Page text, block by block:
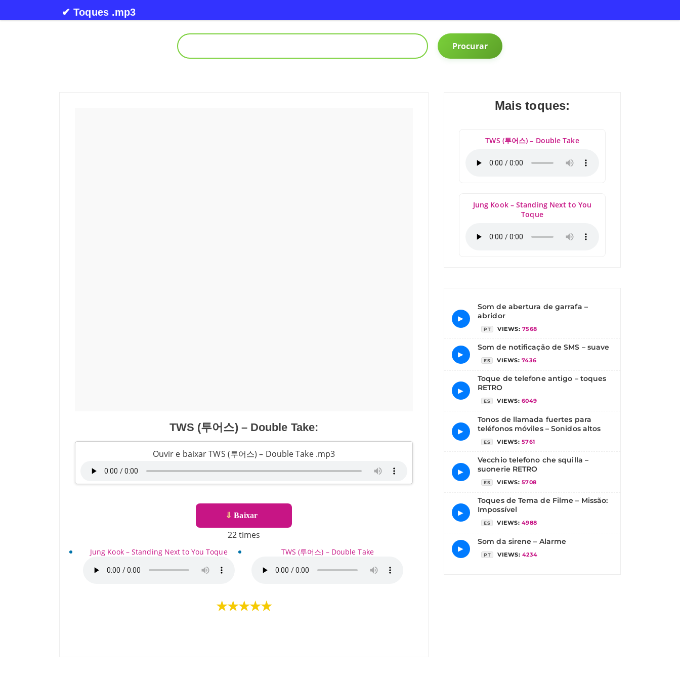
✔ Toques .mp3
Procurar
TWS (투어스) – Double Take:
Ouvir e baixar TWS (투어스) – Double Take .mp3
⇓ Baixar
22 times
Jung Kook – Standing Next to You Toque TWS (투어스) – Double Take
★★★★★
Mais toques:
TWS (투어스) – Double Take
Jung Kook – Standing Next to You
Toque
▶
Som de abertura de garrafa –
abridor
PT VIEWS: 7568
▶
Som de notificação de SMS – suave
ES VIEWS: 7436
▶
Toque de telefone antigo – toques
RETRO
ES VIEWS: 6049
▶
Tonos de llamada fuertes para
teléfonos móviles – Sonidos altos
ES VIEWS: 5761
▶
Vecchio telefono che squilla –
suonerie RETRO
ES VIEWS: 5708
▶
Toques de Tema de Filme – Missão:
Impossível
ES VIEWS: 4988
▶
Som da sirene – Alarme
PT VIEWS: 4234